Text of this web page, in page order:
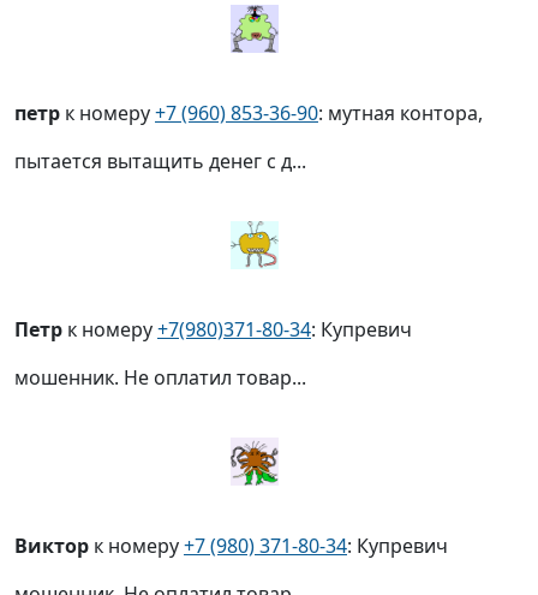
петр к номеру+7 (960) 853-36-90: мутная контора,
пытается вытащить денег с д...
Петр к номеру+7(980)371-80-34: Купревич
мошенник. Не оплатил товар...
Виктор к номеру+7 (980) 371-80-34: Купревич